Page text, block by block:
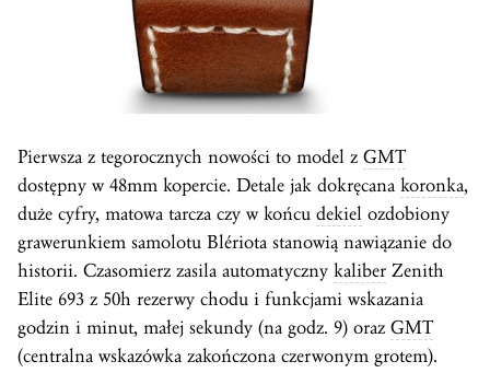
Pierwsza z tegorocznych nowości to model z GMT
dostępny w 48mm kopercie. Detale jak dokręcana koronka,
duże cyfry, matowa tarcza czy w końcu dekiel ozdobiony
grawerunkiem samolotu Blériota stanowią nawiązanie do
historii. Czasomierz zasila automatyczny kaliber Zenith
Elite 693 z 50h rezerwy chodu i funkcjami wskazania
godzin i minut, małej sekundy (na godz. 9) oraz GMT
(centralna wskazówka zakończona czerwonym grotem).